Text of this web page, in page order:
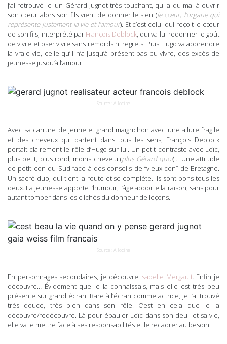
J’ai retrouvé ici un Gérard Jugnot très touchant, qui a du mal à ouvrir
son cœur alors son fils vient de donner le sien (le cœur, l’organe qui
représente justement la vie et l’amour). Et c’est celui qui reçoit le cœur
de son fils, interprété parFrançois Deblock, qui va lui redonner le goût
de vivre et oser vivre sans remords ni regrets. Puis Hugo va apprendre
la vraie vie, celle qu’il n’a jusqu’à présent pas pu vivre, des excès de
jeunesse jusqu’à l’amour.
Source : Allocine
Avec sa carrure de jeune et grand maigrichon avec une allure fragile
et des cheveux qui partent dans tous les sens, François Deblock
portait clairement le rôle d’Hugo sur lui. Un petit contraste avec Loïc,
plus petit, plus rond, moins chevelu (plus Gérard quoi)… Une attitude
de petit con du Sud face à des conseils de “vieux-con” de Bretagne.
Un sacré duo, qui tient la route et se complète. Ils sont bons tous les
deux. La jeunesse apporte l’humour, l’âge apporte la raison, sans pour
autant tomber dans les clichés du donneur de leçons.
Source : Allocine
En personnages secondaires, je découvre Isabelle Mergault. Enfin je
découvre… Évidement que je la connaissais, mais elle est très peu
présente sur grand écran. Rare à l’écran comme actrice, je l’ai trouvé
très douce, très bien dans son rôle. C’est en cela que je la
découvre/redécouvre. Là pour épauler Loïc dans son deuil et sa vie,
elle va le mettre face à ses responsabilités et le recadrer au besoin.